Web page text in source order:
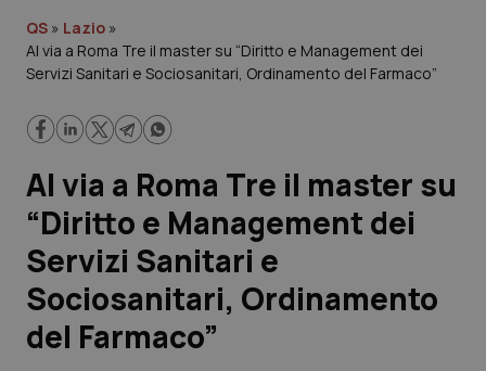
Governo e Parlamento
Regioni e Asl
Lavoro e Professioni
Scienza e Farmaci
Studi e Analisi
Lettere al direttore
QS » Lazio »
Al via a Roma Tre il master su “Diritto e Management dei
Servizi Sanitari e Sociosanitari, Ordinamento del Farmaco”
Al via a Roma Tre il master su
“Diritto e Management dei
Servizi Sanitari e
Sociosanitari, Ordinamento
del Farmaco”